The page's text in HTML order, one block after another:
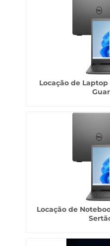
Locação de
Locação de